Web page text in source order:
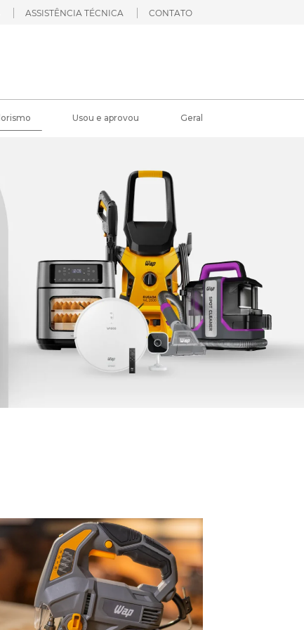
ASSISTÊNCIA TÉCNICA CONTATO
Usou e aprovou Geral